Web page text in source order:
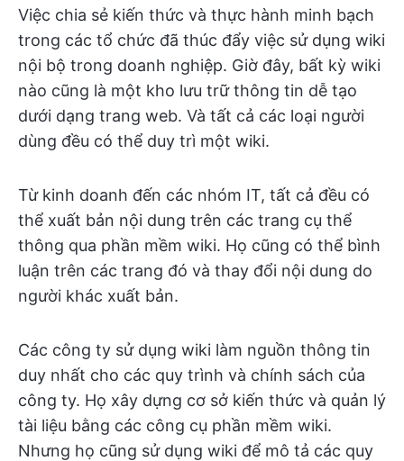
Việc chia sẻ kiến thức và thực hành minh bạch
trong các tổ chức đã thúc đẩy việc sử dụng wiki
nội bộ trong doanh nghiệp. Giờ đây, bất kỳ wiki
nào cũng là một kho lưu trữ thông tin dễ tạo
dưới dạng trang web. Và tất cả các loại người
dùng đều có thể duy trì một wiki.
Từ kinh doanh đến các nhóm IT, tất cả đều có
thể xuất bản nội dung trên các trang cụ thể
thông qua phần mềm wiki. Họ cũng có thể bình
luận trên các trang đó và thay đổi nội dung do
người khác xuất bản.
Các công ty sử dụng wiki làm nguồn thông tin
duy nhất cho các quy trình và chính sách của
công ty. Họ xây dựng cơ sở kiến thức và quản lý
tài liệu bằng các công cụ phần mềm wiki.
Nhưng họ cũng sử dụng wiki để mô tả các quy